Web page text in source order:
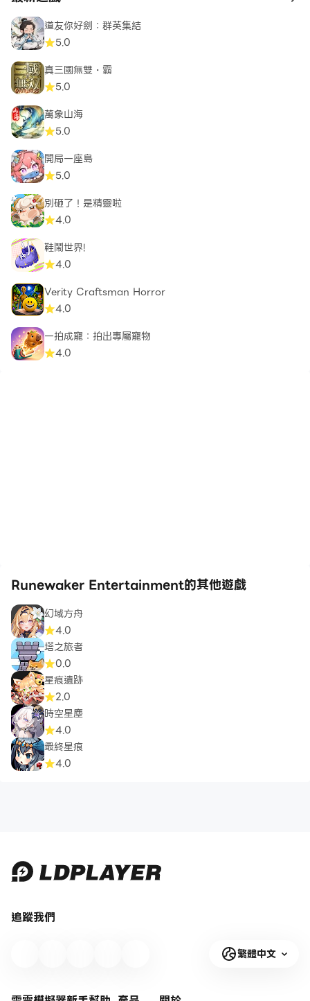
道友你好劍：群英集結
5.0
真三國無雙・霸
5.0
萬象山海
5.0
開局一座島
5.0
別砸了！是精靈啦
4.0
鞋鬧世界!
4.0
Verity Craftsman Horror
4.0
一拍成寵：拍出專屬寵物
4.0
Runewaker Entertainment的其他遊戲
幻域方舟
4.0
塔之旅者
0.0
星痕遺跡
2.0
時空星塵
4.0
最終星痕
4.0
追蹤我們
繁體中文